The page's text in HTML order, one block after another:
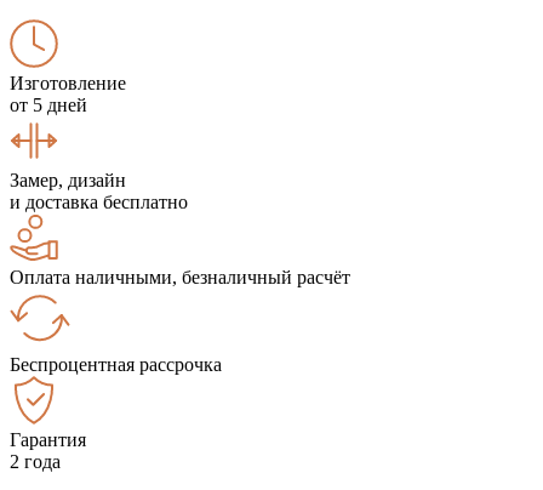
Изготовление
от 5 дней
Замер, дизайн
и доставка бесплатно
Оплата наличными, безналичный расчёт
Беспроцентная рассрочка
Гарантия
2 года